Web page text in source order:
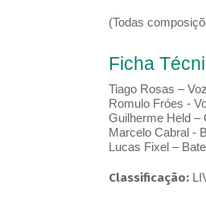
(Todas
Ficha
Tiago Rosas – Voz
Romulo Fróes -
Guilherme Held –
Marcelo Cabral -
Lucas Fixel –
Classificação: